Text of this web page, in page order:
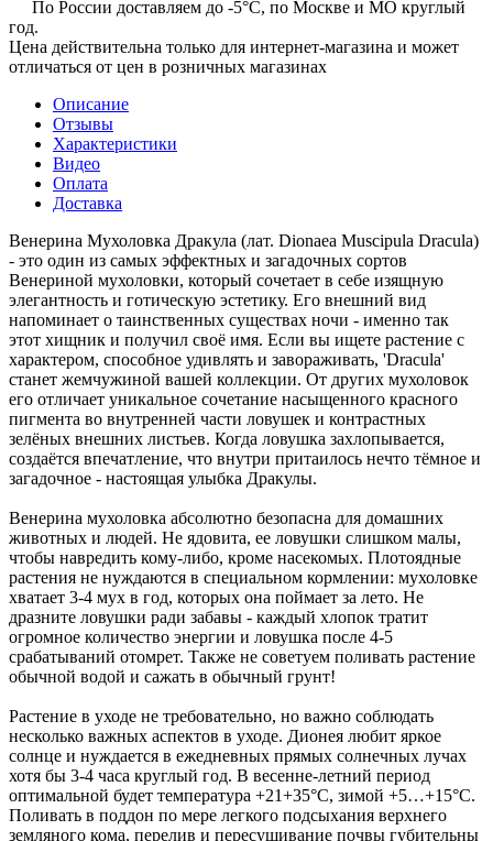
По России доставляем до -5°C, по Москве и МО круглый
год.
Цена действительна только для интернет-магазина и может
отличаться от цен в розничных магазинах
Описание
Отзывы
Характеристики
Видео
Оплата
Доставка
Венерина Мухоловка Дракула (лат. Dionaea Muscipula Dracula)
- это один из самых эффектных и загадочных сортов
Венериной мухоловки, который сочетает в себе изящную
элегантность и готическую эстетику. Его внешний вид
напоминает о таинственных существах ночи - именно так
этот хищник и получил своё имя. Если вы ищете растение с
характером, способное удивлять и завораживать, 'Dracula'
станет жемчужиной вашей коллекции. От других мухоловок
его отличает уникальное сочетание насыщенного красного
пигмента во внутренней части ловушек и контрастных
зелёных внешних листьев. Когда ловушка захлопывается,
создаётся впечатление, что внутри притаилось нечто тёмное и
загадочное - настоящая улыбка Дракулы.
Венерина мухоловка абсолютно безопасна для домашних
животных и людей. Не ядовита, ее ловушки слишком малы,
чтобы навредить кому-либо, кроме насекомых. Плотоядные
растения не нуждаются в специальном кормлении: мухоловке
хватает 3-4 мух в год, которых она поймает за лето. Не
дразните ловушки ради забавы - каждый хлопок тратит
огромное количество энергии и ловушка после 4-5
срабатываний отомрет. Также не советуем поливать растение
обычной водой и сажать в обычный грунт!
Растение в уходе не требовательно, но важно соблюдать
несколько важных аспектов в уходе. Дионея любит яркое
солнце и нуждается в ежедневных прямых солнечных лучах
хотя бы 3-4 часа круглый год. В весенне-летний период
оптимальной будет температура +21+35°C, зимой +5…+15°C.
Поливать в поддон по мере легкого подсыхания верхнего
земляного кома, перелив и пересушивание почвы губительны